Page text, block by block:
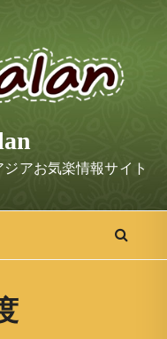
アお気楽情報サイト